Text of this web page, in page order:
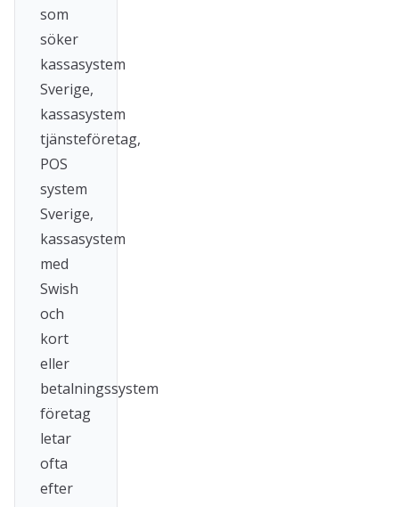
som
söker
kassasystem
Sverige,
kassasystem
tjänsteföretag,
POS
system
Sverige,
kassasystem
med
Swish
och
kort
eller
betalningssystem
företag
letar
ofta
efter